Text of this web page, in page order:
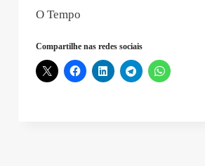
O Tempo
Compartilhe nas redes sociais